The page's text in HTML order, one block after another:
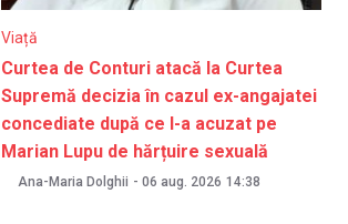
Viață
Curtea de Conturi atacă la Curtea
Supremă decizia în cazul ex-angajatei
concediate după ce l-a acuzat pe
Marian Lupu de hărțuire sexuală
Ana-Maria Dolghii - 06 aug. 2026 14:38